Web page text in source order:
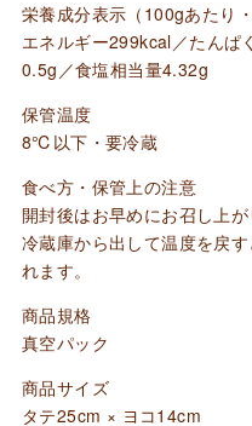
50g
個
栄養成分表示（100gあたり・
エネルギー299kcal／たんぱ
0.5g／食塩相当量4.32g
保管温度
8℃以下・要冷蔵
食べ方・保管上の注意
開封後はお早めにお召し上
冷蔵庫から出して温度を戻
れます。
商品規格
真空パック
商品サイズ
タテ25cm × ヨコ14cm